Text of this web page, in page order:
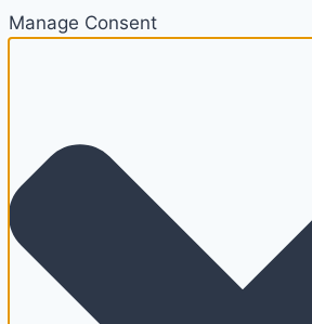
Manage Consent